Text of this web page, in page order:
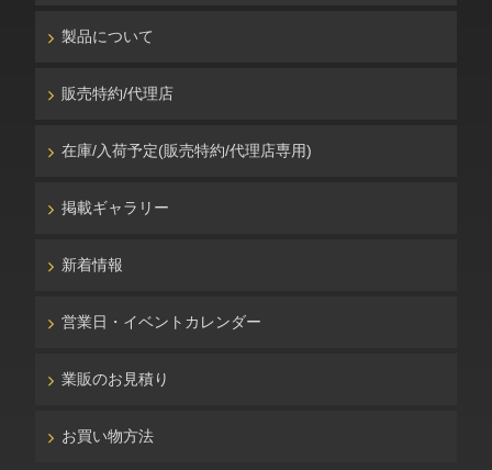
製品について
販売特約/代理店
在庫/入荷予定(販売特約/代理店専用)
掲載ギャラリー
新着情報
営業日・イベントカレンダー
業販のお見積り
お買い物方法